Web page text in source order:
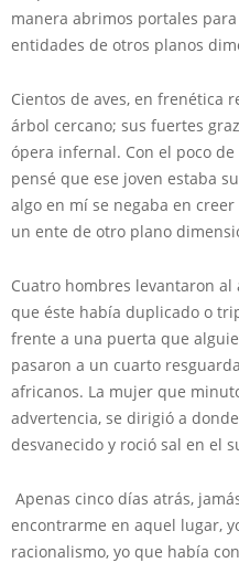
manera abrimos portales
entidades de otros planos
Cientos de aves, en frenética
árbol cercano; sus fuertes
ópera infernal. Con el poco
pensé que ese joven estaba
algo en mí se negaba en
un ente de otro plano
Cuatro hombres levantaron
que éste había duplicado o
frente a una puerta que
pasaron a un cuarto
africanos. La mujer que
advertencia, se dirigió a
desvanecido y roció sal en el
Apenas cinco días atrás,
encontrarme en aquel lugar,
racionalismo, yo que había